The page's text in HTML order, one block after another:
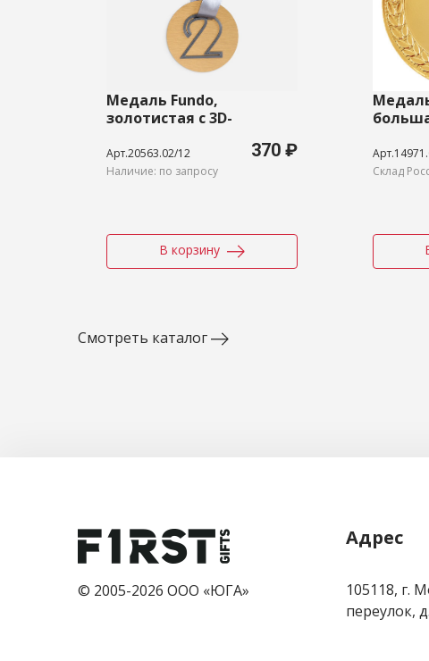
Медаль Fundo,
золотистая с 3D-
цифра 2
Арт.20563.02/12 370 ₽
Наличие: по запросу
В корзину
Склад
Смотреть каталог
© 2005-2026 ООО «ЮГА»
Адрес
105118, г.
переулок,